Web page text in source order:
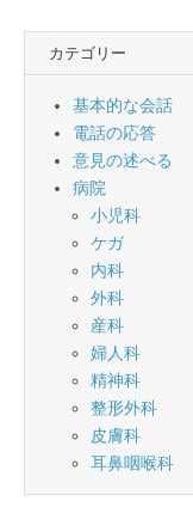
カテゴリー
基本的な会話
電話の応答
意見の述べる
病院
小児科
ケガ
内科
外科
産科
婦人科
精神科
整形外科
皮膚科
耳鼻咽喉科